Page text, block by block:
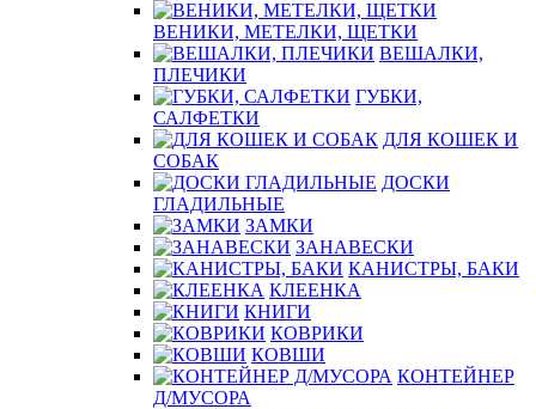
ВЕНИКИ, МЕТЕЛКИ, ЩЕТКИ
ВЕШАЛКИ,
ПЛЕЧИКИ
ГУБКИ,
САЛФЕТКИ
ДЛЯ КОШЕК И
СОБАК
ДОСКИ
ГЛАДИЛЬНЫЕ
ЗАМКИ
ЗАНАВЕСКИ
КАНИСТРЫ, БАКИ
КЛЕЕНКА
КНИГИ
КОВРИКИ
КОВШИ
КОНТЕЙНЕР
Д/МУСОРА